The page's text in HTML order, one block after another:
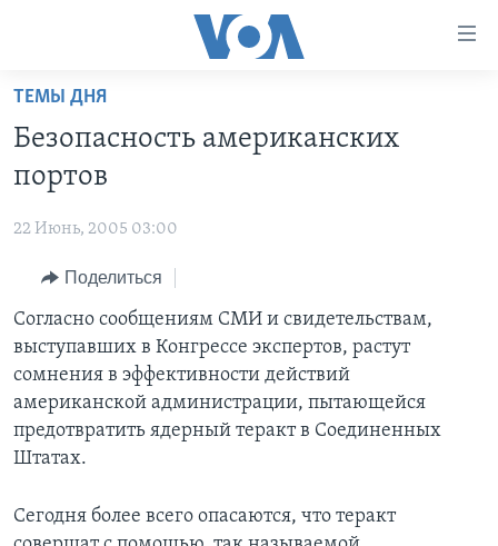
Перейти
основной
контент
Перейти
навигации
Перейти
поиск
НОВОСТИ ЗА МИНУТУ
ИТОГИ
ПОЧЕМУ ЭТО ВАЖНО?
ДИСКУССИЯ VOA
ДЕТАЛИ
НЬЮ-ЙОРК NEW YORK
ПРОЕКТЫ
УЧИМ АНГЛИЙСКИЙ
НАША АМЕРИКАНСКАЯ ИСТОРИЯ
А КАК В АМЕРИКЕ?
АРТЕФАКТЫ
АМЕРИКАНСКИЕ ГОРОДКИ
ТЕСТЫ
ЭКСПЕРТИЗА
ИНТЕРВЬЮ
ФАКТЫ ПРОТИВ ФЕЙКОВ
ЗА СВОБОДУ ПРЕССЫ
УЧИМ АНГЛИЙСКИЙ
ВИДЕО
Learning English
ТЕМЫ ДНЯ
Безопасность американских
портов
22 Июнь, 2005 03:00
Поделиться
Согласно сообщениям СМИ и свидетельствам,
выступавших в Конгрессе экспертов, растут
сомнения в эффективности действий
американской администрации, пытающейся
предотвратить ядерный теракт в Соединенных
Штатах.
Сегодня более всего опасаются, что теракт